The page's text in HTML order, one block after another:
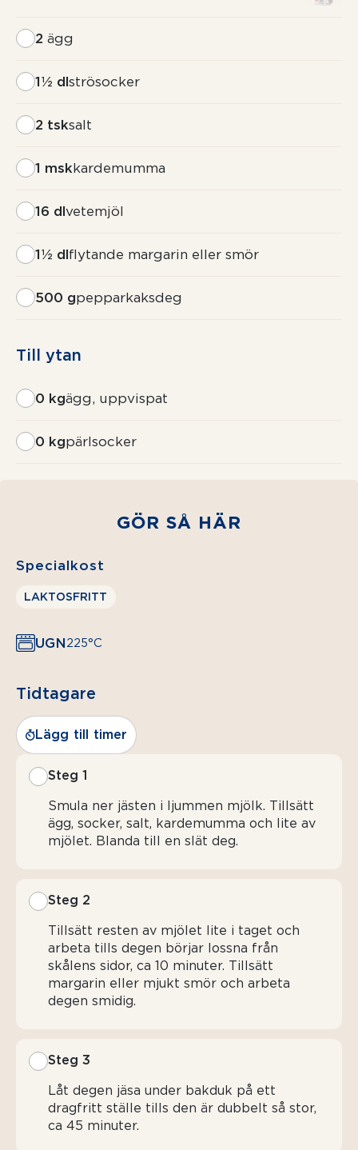
2 ägg
1½ dlströsocker
2 tsksalt
1 mskkardemumma
16 dlvetemjöl
1½ dlflytande margarin eller smör
500 gpepparkaksdeg
Till ytan
0 kgägg, uppvispat
0 kgpärlsocker
GÖR SÅ HÄR
Specialkost
LAKTOSFRITT
UGN225°C
Tidtagare
Lägg till timer
Steg 1
Smula ner jästen i ljummen mjölk. Tillsätt
ägg, socker, salt, kardemumma och lite av
mjölet. Blanda till en slät deg.
Steg 2
Tillsätt resten av mjölet lite i taget och
arbeta tills degen börjar lossna från
skålens sidor, ca 10 minuter. Tillsätt
margarin eller mjukt smör och arbeta
degen smidig.
Steg 3
Låt degen jäsa under bakduk på ett
dragfritt ställe tills den är dubbelt så stor,
ca 45 minuter.